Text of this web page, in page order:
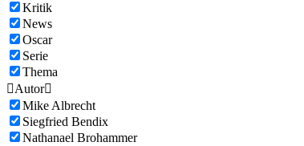
Kritik
News
Oscar
Serie
Thema
Autor
Mike Albrecht
Siegfried Bendix
Nathanael Brohammer